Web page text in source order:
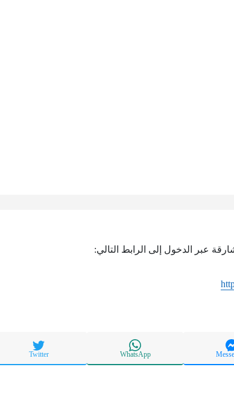
عبر الدخول إلى الرابط التالي:
WhatsApp
Twitter